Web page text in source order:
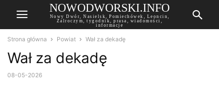
NOWODWORSKI.INFO
Nowy Dwór, Nasielsk, Pomiechówek, Leoncin,
Zalroczym, tygodnik, prasa, wiadomości,
informacje
Strona główna Powiat Wał za dekadę
Wał za dekadę
08-05-2026